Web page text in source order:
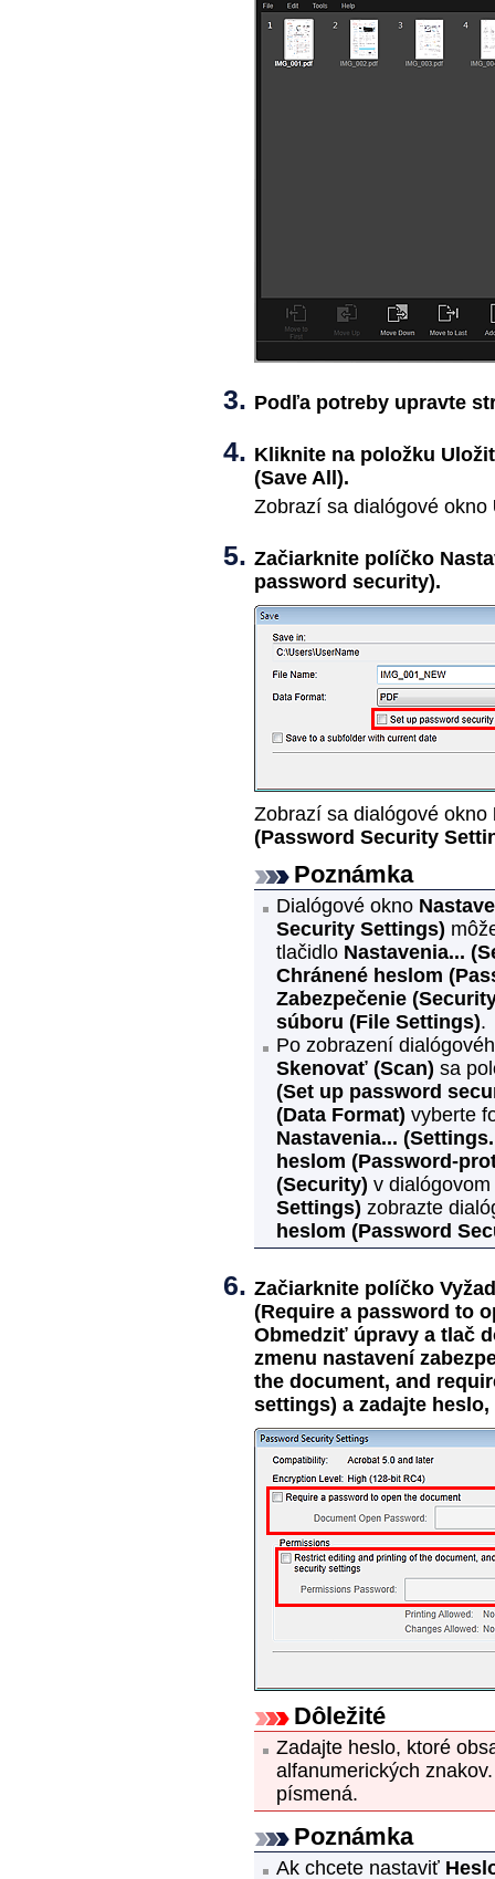
Podľa potreby upravte
Kliknite na položku
(Save All).
Zobrazí sa dialógové okno
Začiarknite políčko
password security).
Zobrazí sa dialógové okno
(Password Security
Poznámka
Dialógové okno
Security Settings)
tlačidlo Nastavenia...
Chránené heslom
Zabezpečenie
súboru (File Settings).
Po zobrazení
Skenovať (Scan) sa
(Set up password
(Data Format) vyberte
Nastavenia...
heslom (Password-
(Security) v
Settings) zobrazte
heslom (Password
Začiarknite políčko
(Require a password to
Obmedziť úpravy a tlač
zmenu nastavení
the document, and
settings) a zadajte
Dôležité
Zadajte heslo, ktoré
alfanumerických znakov.
písmená.
Poznámka
Ak chcete nastaviť